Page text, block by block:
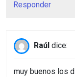
Responder
Raúl dice:
muy buenos los